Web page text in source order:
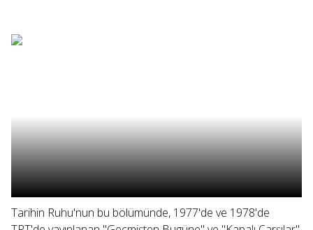
Tarihin Ruhu'nun bu bölümünde, 1977'de ve 1978'de